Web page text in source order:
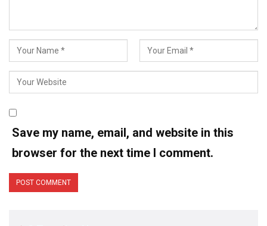
Save my name, email, and website in this
browser for the next time I comment.